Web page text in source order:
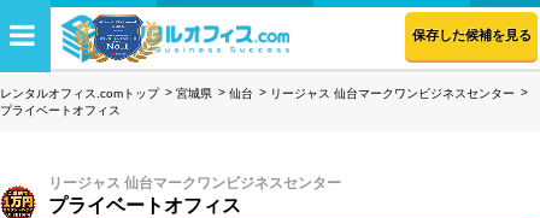
保存した候補を見る
レンタルオフィス.comトップ 宮城県 仙台
リージャス 仙台マークワンビジネスセンター
プライベートオフィス
リージャス 仙台マークワンビジネスセンター
プライベートオフィス